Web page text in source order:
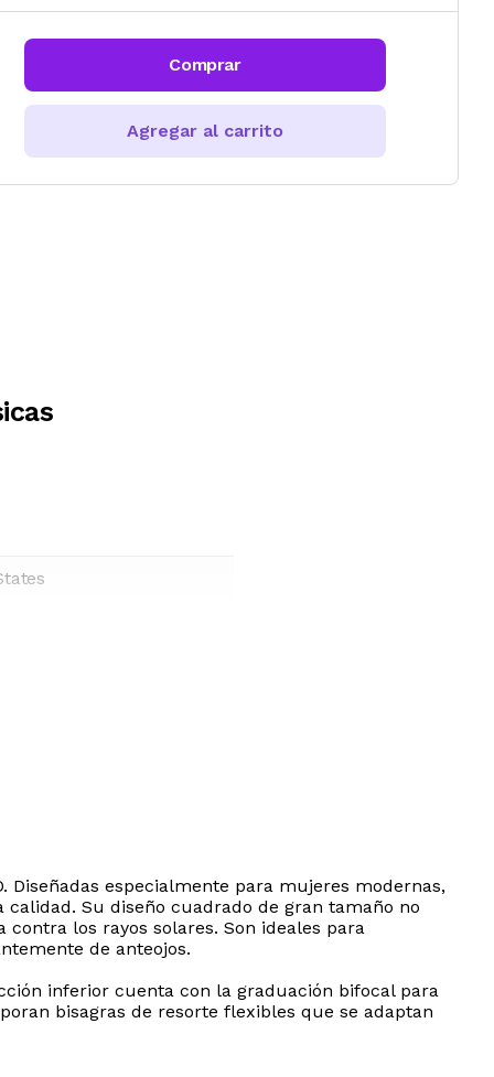
CALCULAR
Comprar
Agregar al carrito
Diseñadas especialmente para mujeres modernas,
Su diseño cuadrado de gran tamaño no
los rayos solares. Son ideales para
de anteojos.
inferior cuenta con la graduación bifocal para
bisagras de resorte flexibles que se adaptan